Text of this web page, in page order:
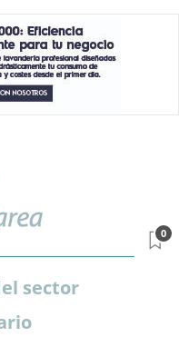
sector
0